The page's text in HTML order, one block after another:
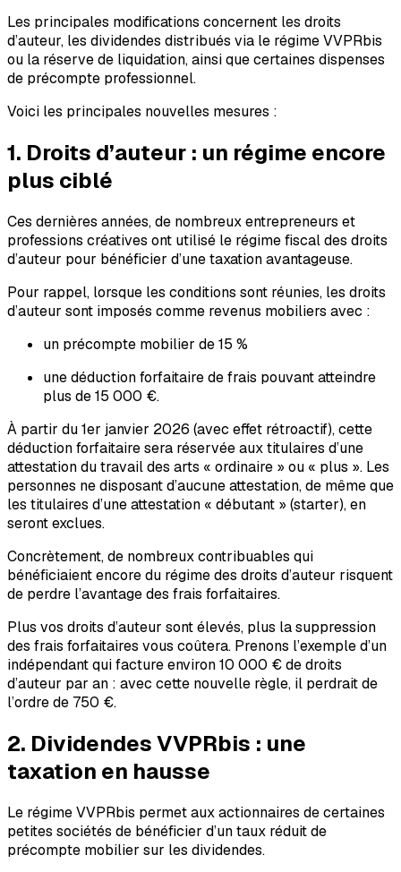
Les principales modifications concernent les droits
d’auteur, les dividendes distribués via le régime VVPRbis
ou la réserve de liquidation, ainsi que certaines dispenses
de précompte professionnel.
Voici les principales nouvelles mesures :
1. Droits d’auteur : un régime encore
plus ciblé
Ces dernières années, de nombreux entrepreneurs et
professions créatives ont utilisé le régime fiscal des droits
d’auteur pour bénéficier d’une taxation avantageuse.
Pour rappel, lorsque les conditions sont réunies, les droits
d’auteur sont imposés comme revenus mobiliers avec :
un précompte mobilier de 15 %
une déduction forfaitaire de frais pouvant atteindre
plus de 15 000 €.
À partir du 1er janvier 2026 (avec effet rétroactif), cette
déduction forfaitaire sera réservée aux titulaires d’une
attestation du travail des arts « ordinaire » ou « plus ». Les
personnes ne disposant d’aucune attestation, de même que
les titulaires d’une attestation « débutant » (starter), en
seront exclues.
Concrètement, de nombreux contribuables qui
bénéficiaient encore du régime des droits d’auteur risquent
de perdre l’avantage des frais forfaitaires.
Plus vos droits d’auteur sont élevés, plus la suppression
des frais forfaitaires vous coûtera. Prenons l’exemple d’un
indépendant qui facture environ 10 000 € de droits
d’auteur par an : avec cette nouvelle règle, il perdrait de
l’ordre de 750 €.
2. Dividendes VVPRbis : une
taxation en hausse
Le régime VVPRbis permet aux actionnaires de certaines
petites sociétés de bénéficier d’un taux réduit de
précompte mobilier sur les dividendes.